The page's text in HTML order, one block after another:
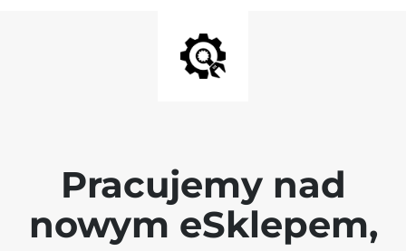
Pracujemy nad
nowym eSklepem,